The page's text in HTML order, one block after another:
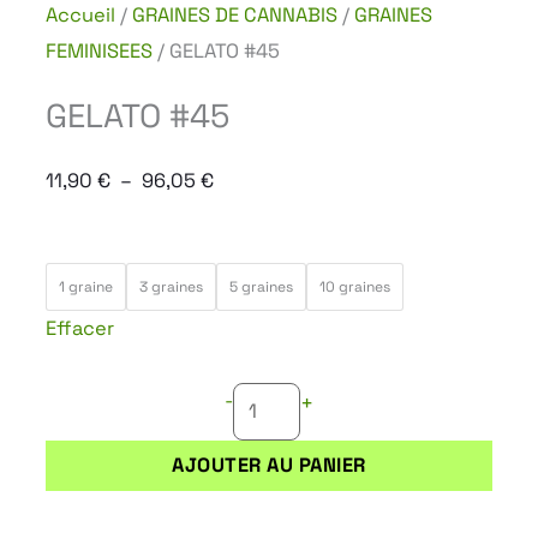
Accueil / GRAINES DE CANNABIS / GRAINES
FEMINISEES / GELATO #45
GELATO #45
11,90 € – 96,05 €Plage
11,90 €
1 graine 3 graines 5 graines 10 graines
Effacer
-
de
#45
+
AJOUTER AU PANIER